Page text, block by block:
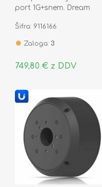
port 1G+snem. Dream
PRO-MAX
Šifra: 9116166
Zaloga: 3
749,80 € z DDV